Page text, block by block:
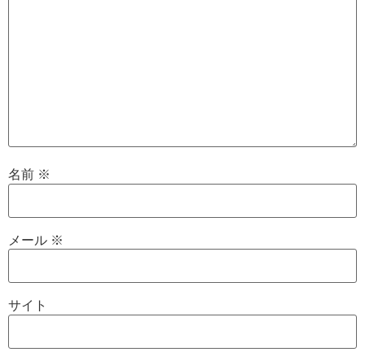
名前 ※
メール ※
サイト